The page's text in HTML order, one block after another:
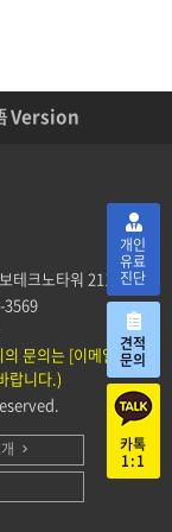
Version
테크노타워 2114호
3569
문의는 [이메일
랍니다.)
개인
유료
진단
견적
문의
카톡
1:1